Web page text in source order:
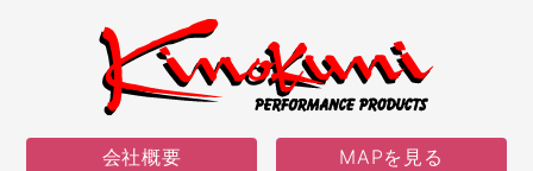
会社概要 MAPを見る